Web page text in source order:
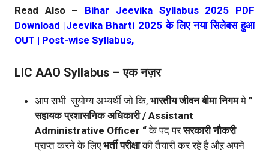
Read Also – Bihar Jeevika Syllabus 2025 PDF
Download |Jeevika Bharti 2025 के लिए नया सिलेबस हुआ
OUT | Post-wise Syllabus,
LIC AAO Syllabus – एक नज़र
आप सभी सुयोग्य अभ्यर्थी जो कि, भारतीय जीवन बीमा निगममे ”
सहायक प्रशासनिक अधिकारी / Assistant
Administrative Officer “के पद परसरकारी नौकरी
प्राप्त करने के लिएभर्ती परीक्षाकी तैयारी कर रहे है औऱ अपने